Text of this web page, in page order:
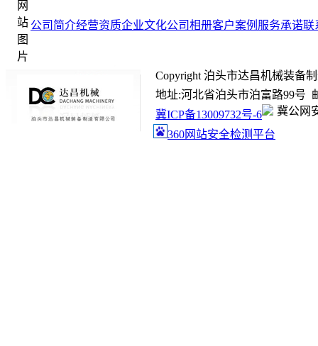
公司简介经营资质企业文化公司相册客户案例 服务承诺联
Copyright 泊头市达昌机械装备
地址:河北省泊头市泊富路99号
冀ICP备13009732号-6
冀公网
360网站安全检测平台